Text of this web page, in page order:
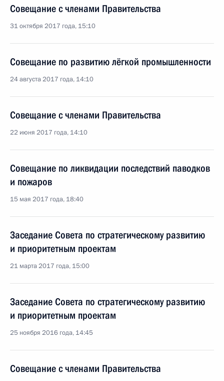
Совещание с членами Правительства
31 октября 2017 года, 15:10
Совещание по развитию лёгкой промышленности
24 августа 2017 года, 14:10
Совещание с членами Правительства
22 июня 2017 года, 14:10
Совещание по ликвидации последствий паводков
и пожаров
15 мая 2017 года, 18:40
Заседание Совета по стратегическому развитию
и приоритетным проектам
21 марта 2017 года, 15:00
Заседание Совета по стратегическому развитию
и приоритетным проектам
25 ноября 2016 года, 14:45
Совещание с членами Правительства